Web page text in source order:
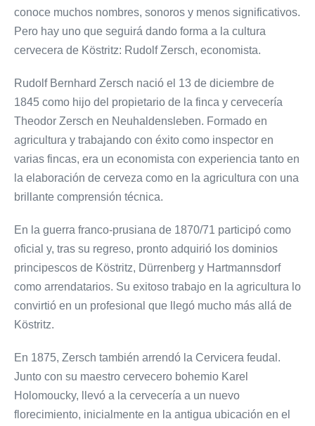
conoce muchos nombres, sonoros y menos significativos.
Pero hay uno que seguirá dando forma a la cultura
cervecera de Köstritz: Rudolf Zersch, economista.
Rudolf Bernhard Zersch nació el 13 de diciembre de
1845 como hijo del propietario de la finca y cervecería
Theodor Zersch en Neuhaldensleben. Formado en
agricultura y trabajando con éxito como inspector en
varias fincas, era un economista con experiencia tanto en
la elaboración de cerveza como en la agricultura con una
brillante comprensión técnica.
En la guerra franco-prusiana de 1870/71 participó como
oficial y, tras su regreso, pronto adquirió los dominios
principescos de Köstritz, Dürrenberg y Hartmannsdorf
como arrendatarios. Su exitoso trabajo en la agricultura lo
convirtió en un profesional que llegó mucho más allá de
Köstritz.
En 1875, Zersch también arrendó la Cervicera feudal.
Junto con su maestro cervecero bohemio Karel
Holomoucky, llevó a la cervecería a un nuevo
florecimiento, inicialmente en la antigua ubicación en el